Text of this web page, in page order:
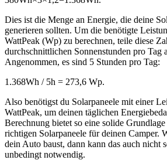
Dies ist die Menge an Energie, die deine
generieren sollten. Um die benötigte
WattPeak (Wp) zu berechnen, teile diese
durchschnittlichen Sonnenstunden pro Tag
Angenommen, es sind 5 Stunden pro Tag:
1.368Wh / 5h ​= 273,6 Wp.
Also benötigst du Solarpaneele mit einer
WattPeak, um deinen täglichen
Berechnung bietet so eine solide
richtigen Solarpaneele für deinen Camper.
dein Auto baust, dann kann das auch nicht
unbedingt notwendig.